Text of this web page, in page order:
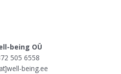
being OÜ
505 6558
being.ee